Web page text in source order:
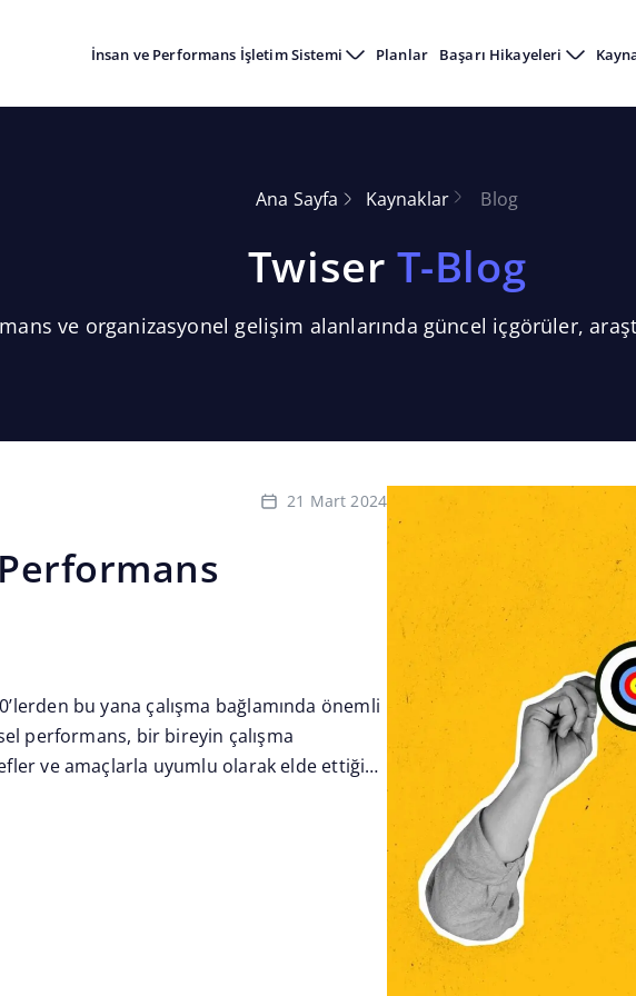
İnsan ve Performans İşletim Sistemi Planlar Başarı Hikayeleri
Ana Sayfa Kaynaklar Blog
Twiser T-Blog
ve organizasyonel gelişim alanlarında güncel içgörüler,
21 Mart 2024
bu yana çalışma bağlamında önemli
performans, bir bireyin çalışma
ve amaçlarla uyumlu olarak elde ettiği